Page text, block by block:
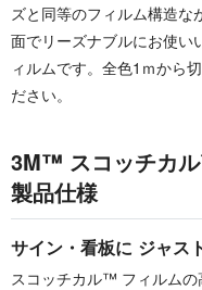
ズと同等のフィルム構造な
面でリーズナブルにお使い
ィルムです。全色1ｍから
ださい。
3M™ スコッチカ
製品仕様
サイン・看板に ジャス
スコッチカル™ フィルムの